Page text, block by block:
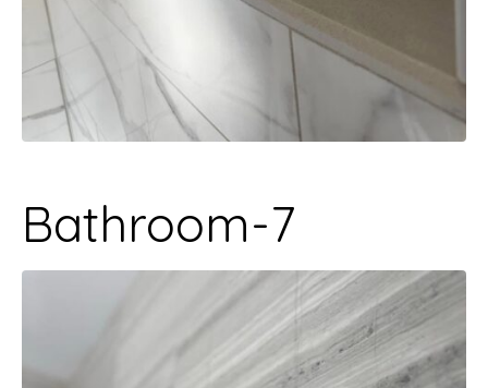
Bathroom-7